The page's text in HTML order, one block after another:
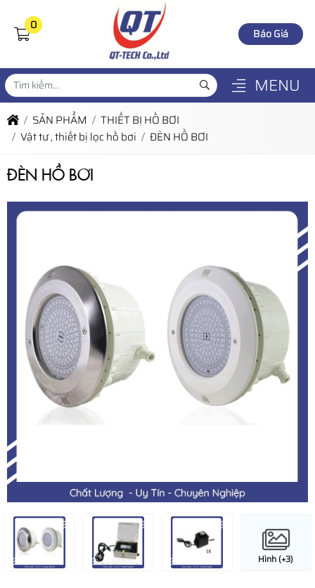
0
Báo Giá
MENU
SẢN PHẨM
THIẾT BỊ HỒ BƠI
Vật tư , thiết bị lọc hồ bơi
ĐÈN HỒ BƠI
ĐÈN HỒ BƠI
Hình (+3)